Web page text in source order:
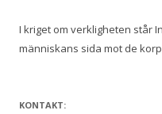
I kriget om verkligheten står
människans sida mot de
KONTAKT: